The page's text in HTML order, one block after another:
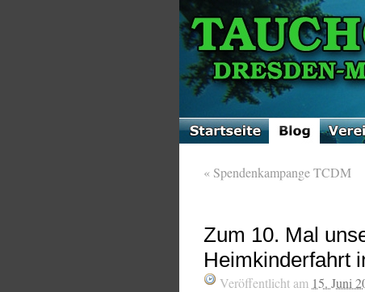
« Spendenkampange TCDM
Zum 10. Mal
Heimkinderfahrt
Veröffentlicht am 15. Juni